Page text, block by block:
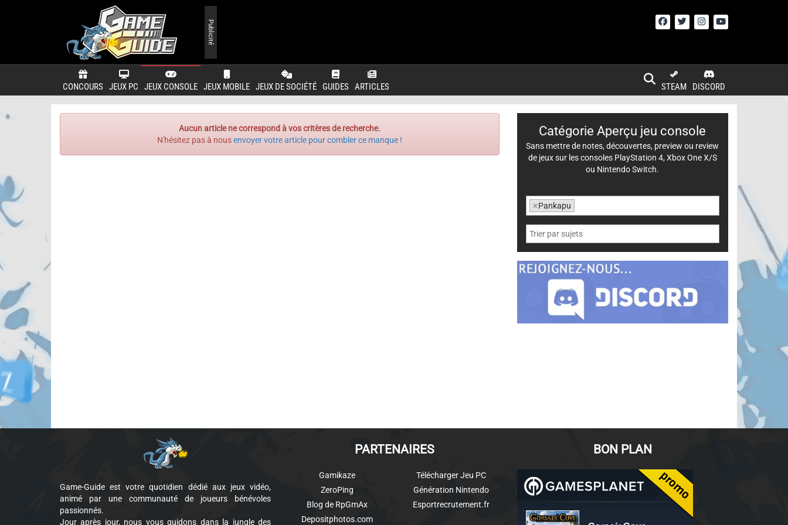
CONCOURS JEUX PC JEUX CONSOLE JEUX MOBILE JEUX DE SOCIÉTÉ GUIDES ARTICLES DISCORD
STEAM
Publicité
Aucun article ne correspond à vos critères de recherche.
N'hésitez pas à nousenvoyer votre article pour combler ce manque !
Catégorie Aperçu jeu console
Sans mettre de notes, découvertes, preview ou review
de jeux sur les consoles PlayStation 4, Xbox One X/S
ou Nintendo Switch.
×Pankapu
Game-Guide est votre quotidien dédié aux jeux vidéo,
animé par une communauté de joueurs bénévoles
passionnés.
Jour après jour, nous vous guidons dans la jungle des
PARTENAIRES
Gamikaze
ZeroPing
Blog de RpGmAx
Depositphotos.com
Télécharger Jeu PC
Génération Nintendo
Esportrecrutement.fr
BON PLAN